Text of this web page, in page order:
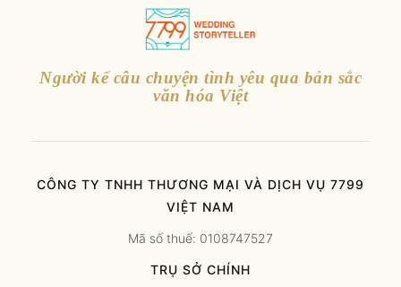
Người kể câu chuyện tình yêu qua bản sắc
văn hóa Việt
CÔNG TY TNHH THƯƠNG MẠI VÀ DỊCH VỤ 7799
VIỆT NAM
Mã số thuế: 0108747527
TRỤ SỞ CHÍNH